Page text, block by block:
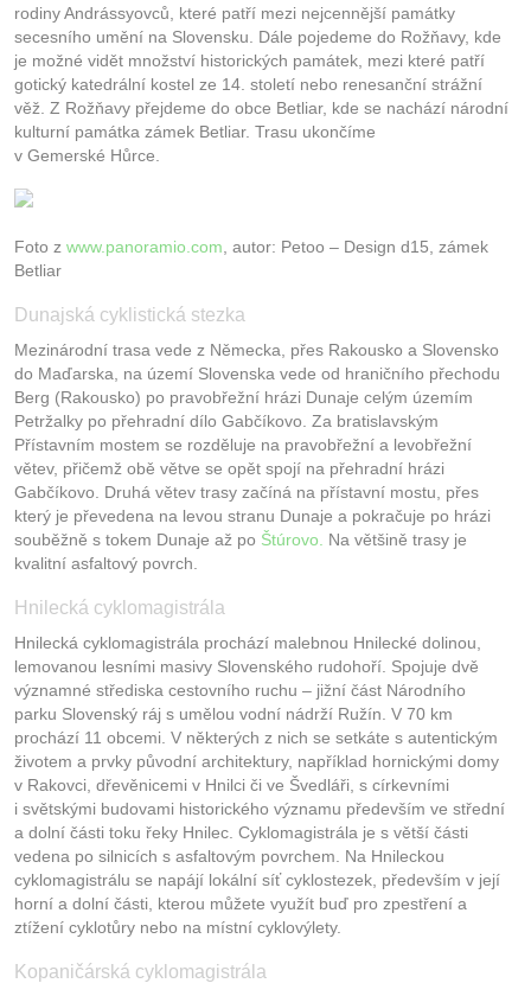
rodiny Andrássyovců, které patří mezi nejcennější památky
secesního umění na Slovensku. Dále pojedeme do Rožňavy, kde
je možné vidět množství historických památek, mezi které patří
gotický katedrální kostel ze 14. století nebo renesanční strážní
věž. Z Rožňavy přejdeme do obce Betliar, kde se nachází národní
kulturní památka zámek Betliar. Trasu ukončíme
v Gemerské Hůrce.
Foto z www.panoramio.com , autor: Petoo – Design d15, zámek
Betliar
Dunajská cyklistická stezka
Mezinárodní trasa vede z Německa, přes Rakousko a Slovensko
do Maďarska, na území Slovenska vede od hraničního přechodu
Berg (Rakousko) po pravobřežní hrázi Dunaje celým územím
Petržalky po přehradní dílo Gabčíkovo. Za bratislavským
Přístavním mostem se rozděluje na pravobřežní a levobřežní
větev, přičemž obě větve se opět spojí na přehradní hrázi
Gabčíkovo. Druhá větev trasy začíná na přístavní mostu, přes
který je převedena na levou stranu Dunaje a pokračuje po hrázi
souběžně s tokem Dunaje až po Štúrovo.
Na většině trasy je
kvalitní asfaltový povrch.
Hnilecká cyklomagistrála
Hnilecká cyklomagistrála prochází malebnou Hnilecké dolinou,
lemovanou lesními masivy Slovenského rudohoří. Spojuje dvě
významné střediska cestovního ruchu – jižní část Národního
parku Slovenský ráj s umělou vodní nádrží Ružín. V 70 km
prochází 11 obcemi. V některých z nich se setkáte s autentickým
životem a prvky původní architektury, například hornickými domy
v Rakovci, dřevěnicemi v Hnilci či ve Švedláři, s církevními
i světskými budovami historického významu především ve střední
a dolní části toku řeky Hnilec. Cyklomagistrála je s větší části
vedena po silnicích s asfaltovým povrchem. Na Hnileckou
cyklomagistrálu se napájí lokální síť cyklostezek, především v její
horní a dolní části, kterou můžete využít buď pro zpestření a
ztížení cyklotůry nebo na místní cyklovýlety.
Kopaničárská cyklomagistrála